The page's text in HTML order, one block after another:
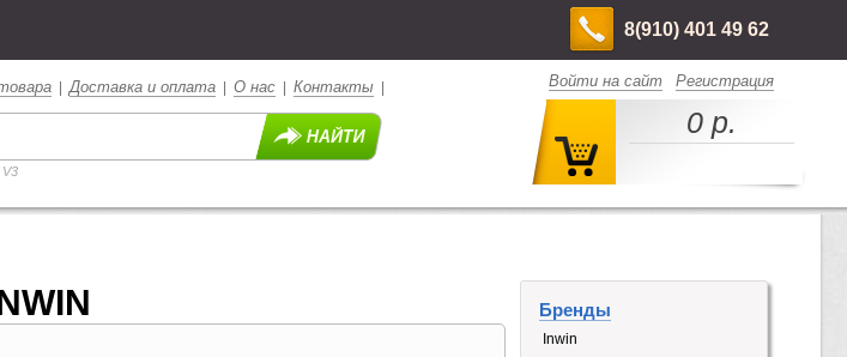
8(910) 401 49 62
|Доставка и оплата О нас Контакты Войти на сайт Регистрация
0 р.
Бренды
Inwin